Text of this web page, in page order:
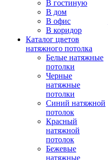
В гостиную
В дом
В офис
В коридор
Каталог цветов
натяжного потолка
Белые натяжные
потолки
Черные
натяжные
потолки
Синий натяжной
потолок
Красный
натяжной
потолок
Бежевые
натяжные